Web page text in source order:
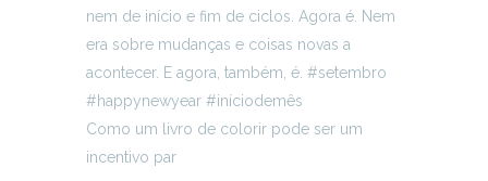
Como um livro de colorir pode ser um
incentivo par